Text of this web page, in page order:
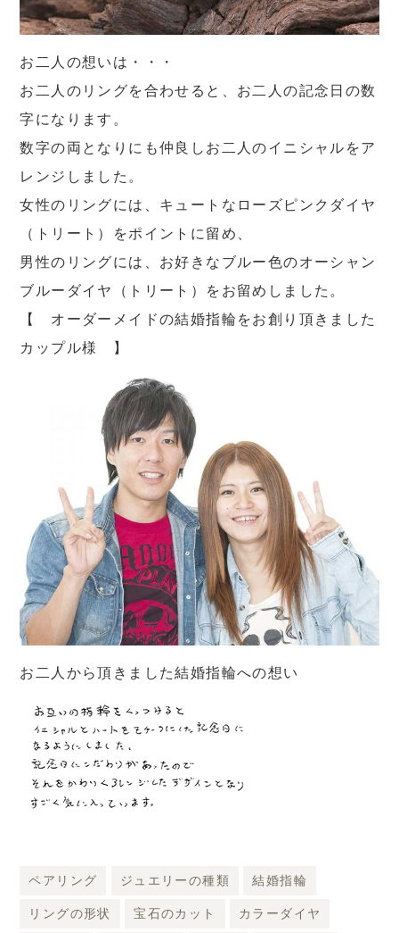
お二人の想いは・・・
お二人のリングを合わせると、お二人の記念日の数
字になります。
数字の両となりにも仲良しお二人のイニシャルをア
レンジしました。
女性のリングには、キュートなローズピンクダイヤ
（トリート）をポイントに留め、
男性のリングには、お好きなブルー色のオーシャン
ブルーダイヤ（トリート）をお留めしました。
【 オーダーメイドの結婚指輪をお創り頂きました
カップル様 】
お二人から頂きました結婚指輪への想い
ペアリング ジュエリーの種類 結婚指輪
リングの形状 宝石のカット カラーダイヤ